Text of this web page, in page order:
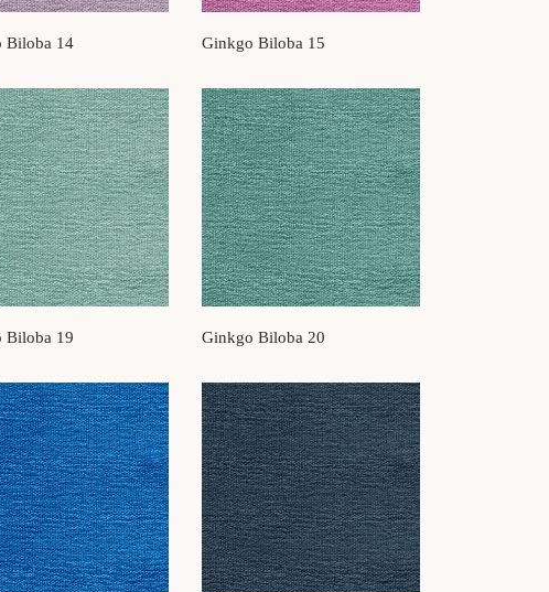
Biloba 14 Ginkgo Biloba 15
Biloba 19 Ginkgo Biloba 20